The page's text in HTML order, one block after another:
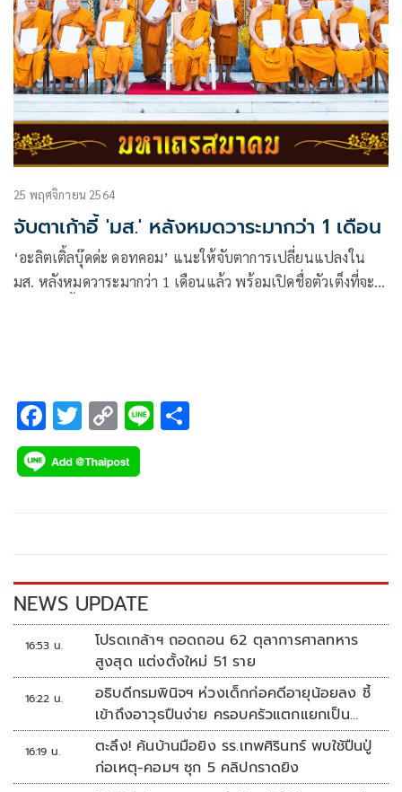
25 พฤศจิกายน 2564
จับตาเก้าอี้ 'มส.' หลังหมดวาระมากว่า 1 เดือน
‘อะลิตเติ้ลบุ๊ดด่ะ ดอทคอม’ แนะให้จับตาการเปลี่ยนแปลงใน
มส. หลังหมดวาระมากว่า 1 เดือนแล้ว พร้อมเปิดชื่อตัวเต็งที่จะ
F
ac
e
k
T
wi
tt
C
o
p
k
Li
NEWS UPDATE
16:53 น.
โปรดเกล้าฯ ถอดถอน 62 ตุลาการศาลทหาร
สูงสุด แต่งตั้งใหม่ 51 ราย
16:22 น.
อธิบดีกรมพินิจฯ ห่วงเด็กก่อคดีอายุน้อยลง ชี้
เข้าถึงอาวุธปืนง่าย ครอบครัวแตกแยกเป็น
ชนวนสำคัญ
16:19 น.
ตะลึง! ค้นบ้านมือยิง รร.เทพศิรินทร์ พบใช้ปืนปู่
ก่อเหตุ-คอมฯ ซุก 5 คลิปกราดยิง